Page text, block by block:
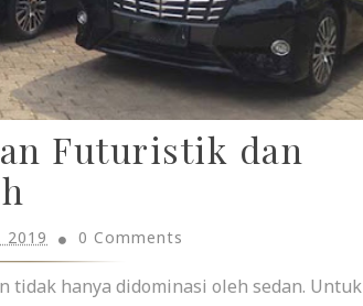
Futuristik dan
2019 0 Comments
hanya didominasi oleh sedan. Untuk